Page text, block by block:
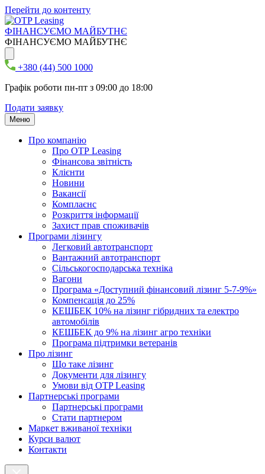
Перейти до контенту
ФІНАНСУЄМО МАЙБУТНЄ
ФІНАНСУЄМО МАЙБУТНЄ
+380 (44) 500 1000
Графік роботи пн-пт з 09:00 до 18:00
Подати заявку
Меню
Про компанію
Про ОТР Leasing
Фінансова звітність
Клієнти
Новини
Вакансії
Комплаєнс
Розкриття інформації
Захист прав споживачів
Програми лізингу
Легковий автотранспорт
Вантажний автотранспорт
Cільськогосподарська техніка
Вагони
Програма «Доступний фінансовий лізинг 5-7-9%»
Компенсація до 25%
КЕШБЕК 10% на лізинг гібридних та електро
автомобілів
КЕШБЕК до 9% на лізинг агро техніки
Програма підтримки ветеранів
Про лізинг
Що таке лізинг
Документи для лізингу
Умови від OTP Leasing
Партнерські програми
Партнерські програми
Стати партнером
Маркет вживаної техніки
Курси валют
Контакти